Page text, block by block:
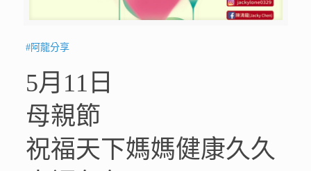
#阿龍分享
5月11日
母親節
祝福天下媽媽健康久久